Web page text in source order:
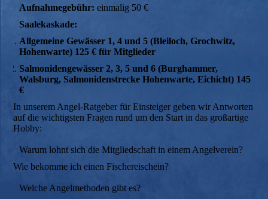
Aufnahmegebühr: einmalig 50 €
Saalekaskade:
Allgemeine Gewässer 1, 4 und 5 (Bleiloch, Grochwitz,
Hohenwarte) 125 € für Mitglieder
Salmonidengewässer 2, 3, 5 und 6 (Burghammer,
Walsburg, Salmonidenstrecke Hohenwarte, Eichicht) 145
€
In unserem Angel-Ratgeber für Einsteiger geben wir Antworten
auf die wichtigsten Fragen rund um den Start in das großartige
Hobby:
Warum lohnt sich die Mitgliedschaft in einem Angelverein?
Wie bekomme ich einen Fischereischein?
Welche Angelmethoden gibt es?